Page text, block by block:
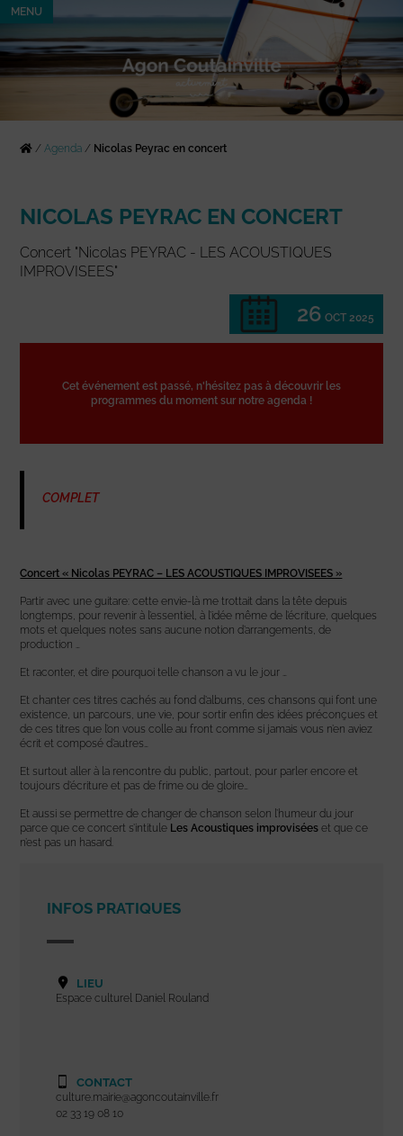
MENU
/Agenda / Nicolas Peyrac en concert
NICOLAS PEYRAC EN CONCERT
Concert "Nicolas PEYRAC - LES ACOUSTIQUES
IMPROVISEES"
26 OCT 2025
Cet événement est passé, n'hésitez pas à découvrir les
programmes du moment sur notre agenda !
COMPLET
Concert « Nicolas PEYRAC – LES ACOUSTIQUES IMPROVISEES »
Partir avec une guitare: cette envie-là me trottait dans la tête depuis
longtemps, pour revenir à l’essentiel, à l’idée même de l’écriture, quelques
mots et quelques notes sans aucune notion d’arrangements, de
production …
Et raconter, et dire pourquoi telle chanson a vu le jour …
Et chanter ces titres cachés au fond d’albums, ces chansons qui font une
existence, un parcours, une vie, pour sortir enfin des idées préconçues et
de ces titres que l’on vous colle au front comme si jamais vous n’en aviez
écrit et composé d’autres…
Et surtout aller à la rencontre du public, partout, pour parler encore et
toujours d’écriture et pas de frime ou de gloire…
Et aussi se permettre de changer de chanson selon l’humeur du jour
parce que ce concert s’intitule Les Acoustiques improvisées et que ce
n’est pas un hasard.
INFOS PRATIQUES
LIEU
Espace culturel Daniel Rouland
CONTACT
culture.mairie@agoncoutainville.fr
02 33 19 08 10